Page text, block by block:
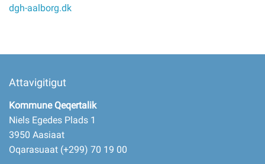
dgh-aalborg.dk
Attavigitigut
Kommune Qeqertalik
Niels Egedes Plads 1
3950 Aasiaat
Oqarasuaat (+299) 70 19 00